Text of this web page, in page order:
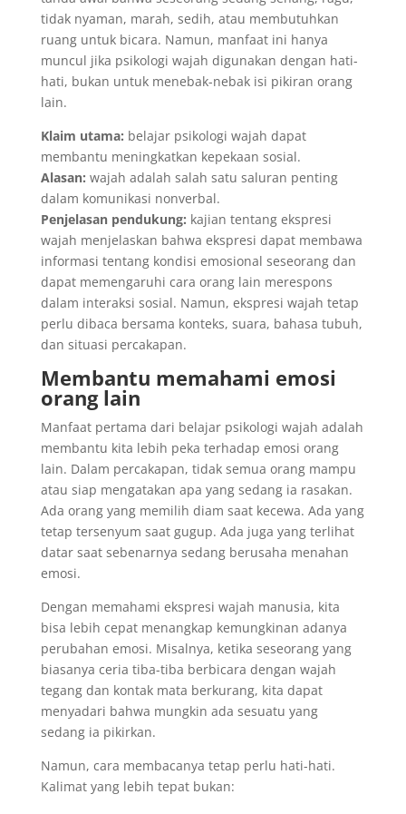
tidak nyaman, marah, sedih, atau membutuhkan
ruang untuk bicara. Namun, manfaat ini hanya
muncul jika psikologi wajah digunakan dengan hati-
hati, bukan untuk menebak-nebak isi pikiran orang
lain.
Klaim utama: belajar psikologi wajah dapat
membantu meningkatkan kepekaan sosial.
Alasan: wajah adalah salah satu saluran penting
dalam komunikasi nonverbal.
Penjelasan pendukung: kajian tentang ekspresi
wajah menjelaskan bahwa ekspresi dapat membawa
informasi tentang kondisi emosional seseorang dan
dapat memengaruhi cara orang lain merespons
dalam interaksi sosial. Namun, ekspresi wajah tetap
perlu dibaca bersama konteks, suara, bahasa tubuh,
dan situasi percakapan.
Membantu memahami emosi
orang lain
Manfaat pertama dari belajar psikologi wajah adalah
membantu kita lebih peka terhadap emosi orang
lain. Dalam percakapan, tidak semua orang mampu
atau siap mengatakan apa yang sedang ia rasakan.
Ada orang yang memilih diam saat kecewa. Ada yang
tetap tersenyum saat gugup. Ada juga yang terlihat
datar saat sebenarnya sedang berusaha menahan
emosi.
Dengan memahami ekspresi wajah manusia, kita
bisa lebih cepat menangkap kemungkinan adanya
perubahan emosi. Misalnya, ketika seseorang yang
biasanya ceria tiba-tiba berbicara dengan wajah
tegang dan kontak mata berkurang, kita dapat
menyadari bahwa mungkin ada sesuatu yang
sedang ia pikirkan.
Namun, cara membacanya tetap perlu hati-hati.
Kalimat yang lebih tepat bukan: